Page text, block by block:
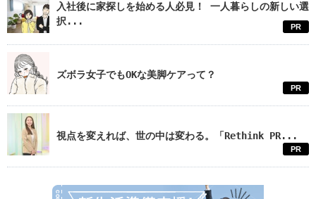
入社後に家探しを始める人必見！ 一人暮らしの新しい選
択...
PR
ズボラ女子でもOKな美脚ケアって？
PR
視点を変えれば、世の中は変わる。「Rethink PR...
PR